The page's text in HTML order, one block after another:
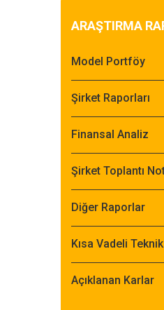
ARAŞTIRMA
Model Portföy
Şirket Raporları
Finansal Analiz
Şirket Toplantı
Diğer Raporlar
Kısa Vadeli
Açıklanan Karlar